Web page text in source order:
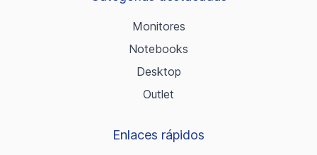
Monitores
Notebooks
Desktop
Outlet
Enlaces rápidos